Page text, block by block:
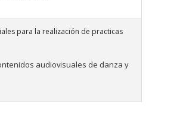
para la realización de practicas
audiovisuales de danza y